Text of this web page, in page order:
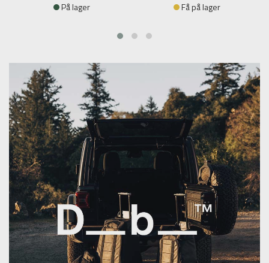
På lager Få på lager